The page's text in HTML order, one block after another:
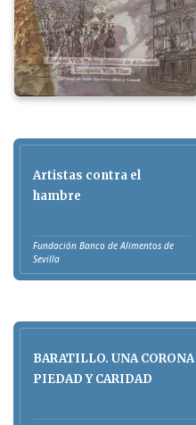
Artistas contra el
hambre
Fundación Banco de Alimentos de
Sevilla
BARATILLO. UNA
PIEDAD Y CARIDAD